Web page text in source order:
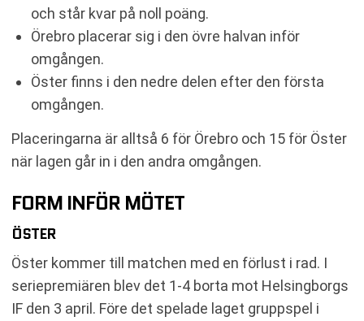
och står kvar på noll poäng.
Örebro placerar sig i den övre halvan inför
omgången.
Öster finns i den nedre delen efter den första
omgången.
Placeringarna är alltså 6 för Örebro och 15 för Öster
när lagen går in i den andra omgången.
FORM INFÖR MÖTET
ÖSTER
Öster kommer till matchen med en förlust i rad. I
seriepremiären blev det 1-4 borta mot Helsingborgs
IF den 3 april. Före det spelade laget gruppspel i